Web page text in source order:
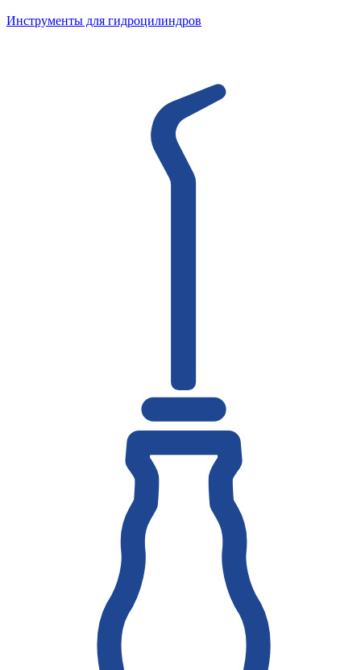
Инструменты для гидроцилиндров